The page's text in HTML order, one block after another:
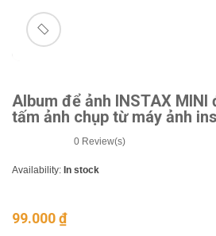
🔍
Album để ảnh INSTAX
tấm ảnh chụp từ máy ảnh
0 Review(s)
Availability: In stock
99.000₫